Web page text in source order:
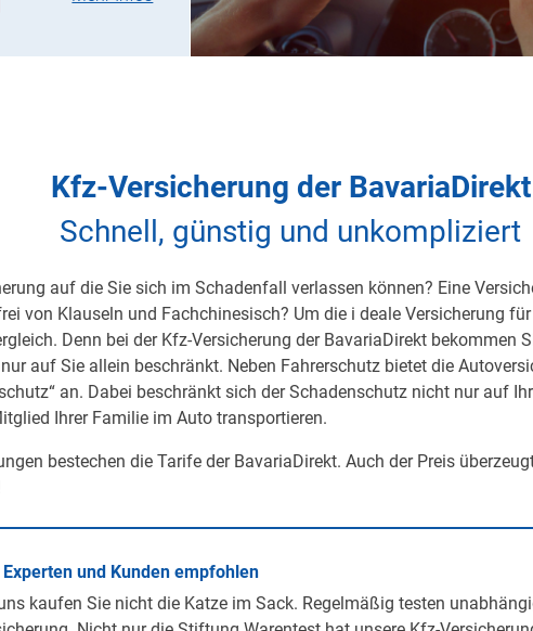
Kfz-Versicherung der BavariaDirekt
Schnell, günstig und unkompliziert
auf die Sie sich im Schadenfall verlassen können? Eine
von Klauseln und Fachchinesisch? Um die i deale Versicherung
Denn bei der Kfz-Versicherung der BavariaDirekt bekommen
auf Sie allein beschränkt. Neben Fahrerschutz bietet die
an. Dabei beschränkt sich der Schadenschutz nicht nur auf
Ihrer Familie im Auto transportieren.
bestechen die Tarife der BavariaDirekt. Auch der Preis
Experten und Kunden empfohlen
kaufen Sie nicht die Katze im Sack. Regelmäßig testen